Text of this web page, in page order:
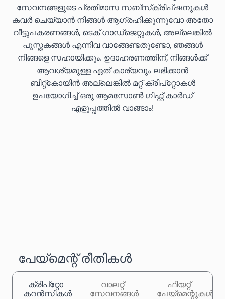
സേവനങ്ങളുടെ പ്രതിമാസ സബ്‌സ്‌ക്രിപ്‌ഷനുകൾ
കവർ ചെയ്യാൻ നിങ്ങൾ ആഗ്രഹിക്കുന്നുവോ അതോ
വീട്ടുപകരണങ്ങൾ, ടെക് ഗാഡ്‌ജെറ്റുകൾ, അല്ലെങ്കിൽ
പുസ്തകങ്ങൾ എന്നിവ വാങ്ങേണ്ടതുണ്ടോ, ഞങ്ങൾ
നിങ്ങളെ സഹായിക്കും. ഉദാഹരണത്തിന്, നിങ്ങൾക്ക്
ആവശ്യമുള്ള ഏത് കാര്യവും ലഭിക്കാൻ
ബിറ്റ്കോയിൻ അല്ലെങ്കിൽ മറ്റ് ക്രിപ്‌റ്റോകൾ
ഉപയോഗിച്ച് ഒരു ആമസോൺ ഗിഫ്റ്റ് കാർഡ്
എളുപ്പത്തിൽ വാങ്ങാം!
പേയ്‌മെന്റ് രീതികൾ
ക്രിപ്‌റ്റോ
കറൻസികൾ
വാലറ്റ്
സേവനങ്ങൾ
ഫിയറ്റ്
പേയ്‌മെന്റുകൾ